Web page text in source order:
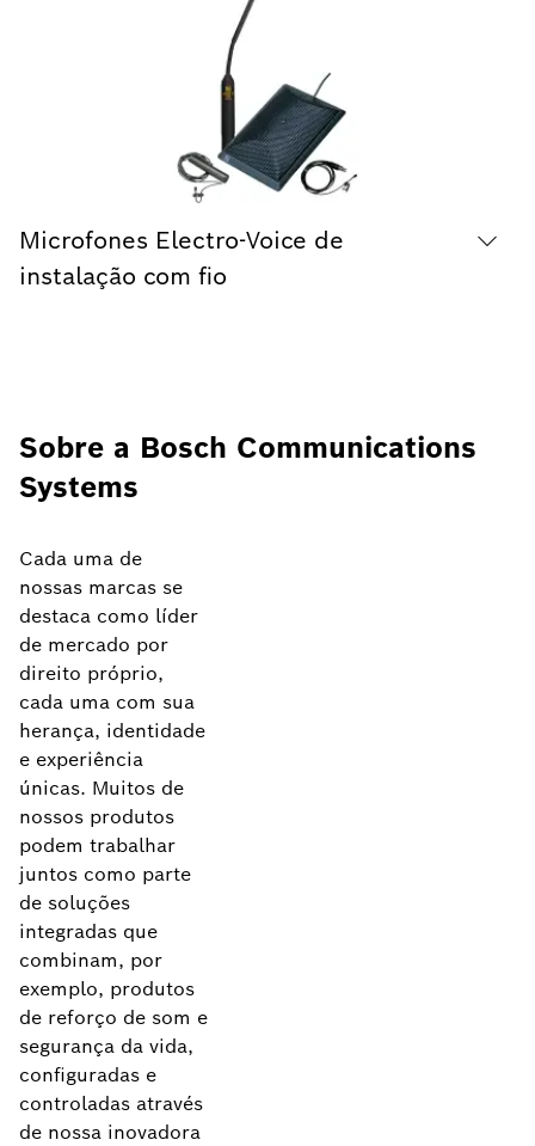
Microfones Electro-Voice de
instalação com fio
Sobre a Bosch Communications
Systems
Cada uma de
nossas marcas se
destaca como líder
de mercado por
direito próprio,
cada uma com sua
herança, identidade
e experiência
únicas. Muitos de
nossos produtos
podem trabalhar
juntos como parte
de soluções
integradas que
combinam, por
exemplo, produtos
de reforço de som e
segurança da vida,
configuradas e
controladas através
de nossa inovadora